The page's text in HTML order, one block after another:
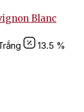
Blanc
13.5 %